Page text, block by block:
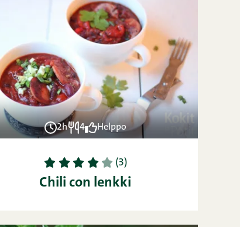
2h 4 Helppo
1 2 3 4 5 (3)
Chili con lenkki